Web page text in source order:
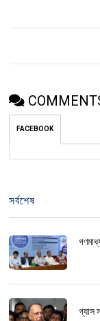
FACEBOOK
সর্বশেষ
গ্যাস